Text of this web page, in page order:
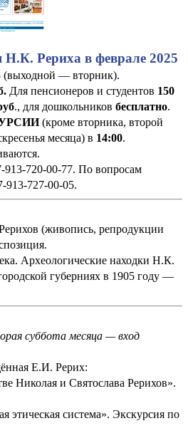
Рериха в феврале 2025
(выходной — вторник).
. Для пенсионеров и студентов 150
., для дошкольников бесплатно.
(кроме вторника, второй
месяца) в 14:00.
913-720-00-77. По вопросам
913-727-00-05.
(живопись, репродукции
Археологические находки Н.К.
губерниях в 1905 году —
суббота месяца — вход
Е.И. Рерих:
Николая и Святослава Рерихов».
система». Экскурсия по